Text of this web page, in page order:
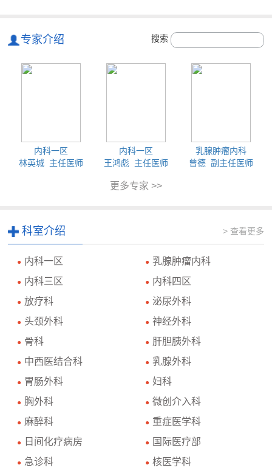
专家介绍 搜索
内科一区
林英城 主任医师
内科一区
王鸿彪 主任医师
乳腺肿瘤内科
曾德 副主任医师
更多专家 >>
科室介绍 > 查看更多
● 内科一区 ● 乳腺肿瘤内科
● 内科三区 ● 内科四区
● 放疗科 ● 泌尿外科
● 头颈外科 ● 神经外科
● 骨科 ● 肝胆胰外科
● 中西医结合科 ● 乳腺外科
● 胃肠外科 ● 妇科
● 胸外科 ● 微创介入科
● 麻醉科 ● 重症医学科
● 日间化疗病房 ● 国际医疗部
● 急诊科 ● 核医学科